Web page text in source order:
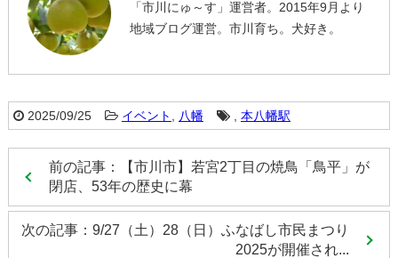
「市川にゅ～す」運営者。2015年9月より
地域ブログ運営。市川育ち。犬好き。
2025/09/25 イベント 八幡 , 本八幡駅
前の記事：【市川市】若宮2丁目の焼鳥「鳥平」が
閉店、53年の歴史に幕
次の記事：9/27（土）28（日）ふなばし市民まつり
2025が開催され...